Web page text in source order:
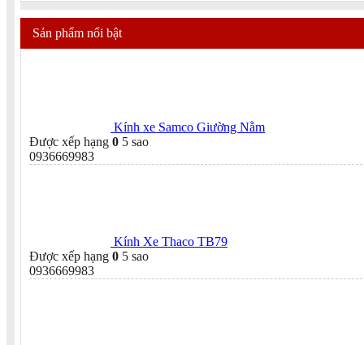
Sản phẩm nổi bật
Kính xe Samco Giường Nằm
Được xếp hạng 0 5 sao
0936669983
Kính Xe Thaco TB79
Được xếp hạng 0 5 sao
0936669983